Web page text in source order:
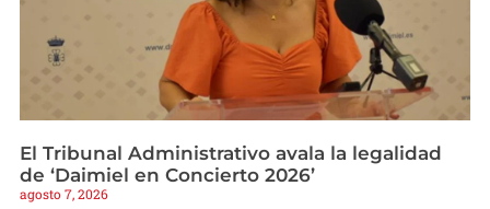
El Tribunal Administrativo avala la legalidad
de ‘Daimiel en Concierto 2026’
agosto 7, 2026